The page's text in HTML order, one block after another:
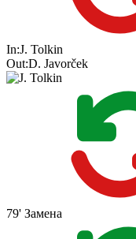
In:J. Tolkin
Out:D. Javorček
79' Замена